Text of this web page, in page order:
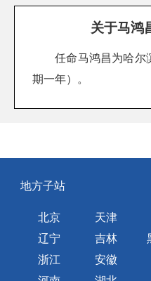
关于马鸿
任命马鸿昌为哈尔
期一年）。
地方子站
北京 天津
辽宁
吉林
浙江
安徽